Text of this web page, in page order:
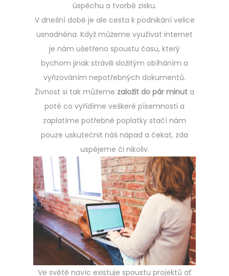
úspěchu a tvorbě zisku.
V dnešní době je ale cesta k podnikání velice
usnadněna. Když můžeme využívat internet
je nám ušetřeno spoustu času, který
bychom jinak strávili složitým obíháním a
vyřizováním nepotřebných dokumentů.
Živnost si tak můžeme založit do pár minut a
poté co vyřídíme veškeré písemnosti a
zaplatíme potřebné poplatky stačí nám
pouze uskutečnit náš nápad a čekat, zda
uspějeme či nikoliv.
Ve světě navíc existuje spoustu projektů ať